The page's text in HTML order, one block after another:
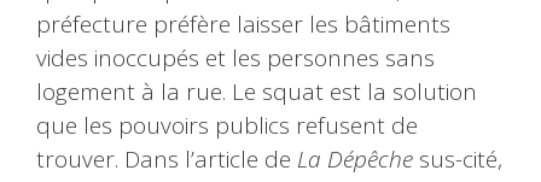
préfecture préfère laisser les bâtiments
vides inoccupés et les personnes sans
logement à la rue. Le squat est la solution
que les pouvoirs publics refusent de
trouver. Dans l’article de La Dépêche sus-cité,